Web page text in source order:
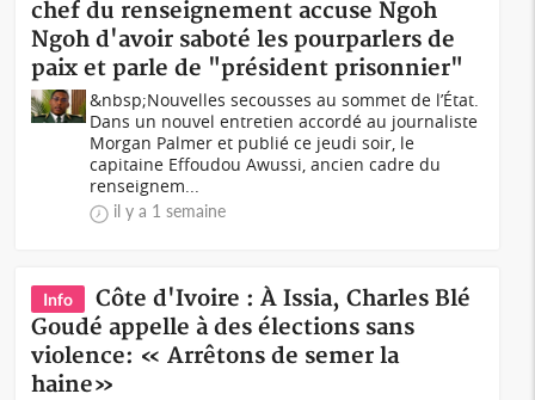
chef du renseignement accuse Ngoh
Ngoh d'avoir saboté les pourparlers de
paix et parle de "président prisonnier"
&nbsp;Nouvelles secousses au sommet de l’État.
Dans un nouvel entretien accordé au journaliste
Morgan Palmer et publié ce jeudi soir, le
capitaine Effoudou Awussi, ancien cadre du
renseignem...
il y a 1 semaine
Info
Côte d'Ivoire : À Issia, Charles Blé
Goudé appelle à des élections sans
violence: « Arrêtons de semer la
haine»